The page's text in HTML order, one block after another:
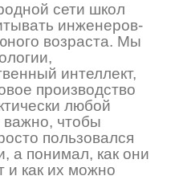
сети школ
инженеров-
возраста. Мы
интеллект,
производство
любой
чтобы
пользовался
а понимал, как они
и как их можно